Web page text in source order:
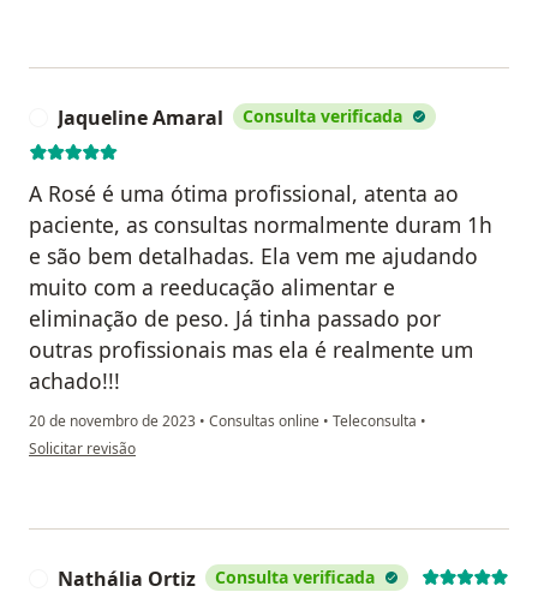
Jaqueline Amaral Consulta verificada
A Rosé é uma ótima profissional, atenta ao
paciente, as consultas normalmente duram 1h
e são bem detalhadas. Ela vem me ajudando
muito com a reeducação alimentar e
eliminação de peso. Já tinha passado por
outras profissionais mas ela é realmente um
achado!!!
20 de novembro de 2023 • Consultas online • Teleconsulta •
na opinião do utilizador Jaqueline Amaral
Solicitar revisão
Nathália Ortiz Consulta verificada